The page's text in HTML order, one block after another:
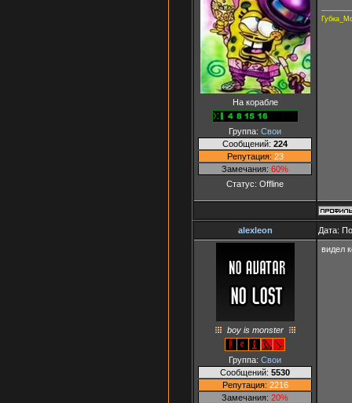
На корабле
Группа: Свои
Сообщений: 224
Репутация: 23
Замечания: 60%
Статус: Offline
alexleon Дата:
boy is monster
Группа: Свои
Сообщений: 5530
Репутация: 2216
Замечания: 20%
видел